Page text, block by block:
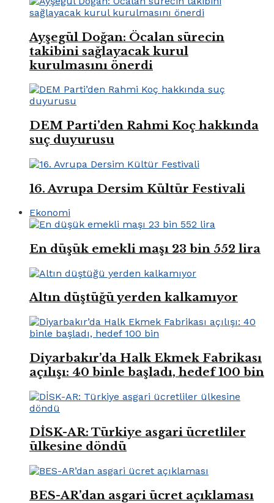
Ayşegül Doğan: Öcalan sürecin
takibini sağlayacak kurul
kurulmasını önerdi
DEM Parti’den Rahmi Koç hakkında
suç duyurusu
16. Avrupa Dersim Kültür Festivali
Ekonomi
En düşük emekli maşı 23 bin 552 lira
Altın düştüğü yerden kalkamıyor
Diyarbakır’da Halk Ekmek Fabrikası
açılışı: 40 binle başladı, hedef 100 bin
DİSK-AR: Türkiye asgari ücretliler
ülkesine döndü
BES-AR’dan asgari ücret açıklaması